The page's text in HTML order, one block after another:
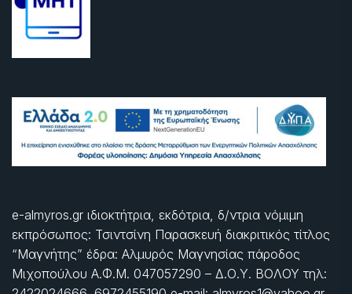
e-almyros.gr ιδιοκτήτρια, εκδότρια, δ/ντρια νόμιμη
εκπρόσωπος: Τσιντσίνη Παρασκευή διακριτικός τίτλος
“Μαγνήτης” έδρα: Αλμυρός Μαγνησίας πάροδος
Μιχοπούλου Α.Φ.Μ. 047057290 – Δ.Ο.Υ. ΒΟΛΟΥ τηλ: